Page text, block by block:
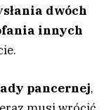
dwóch
innych
pancernej,